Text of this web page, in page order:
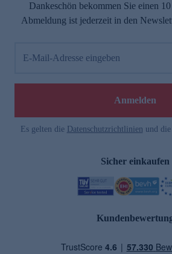
Dankeschön bekommen Sie einen
Abmeldung ist jederzeit in den
E-Mail-Adresse eingeben
Anmelden
Es gelten die Datenschutzrichtlinien und die
Sicher einkaufen